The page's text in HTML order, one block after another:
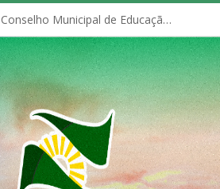
Políticas Municipais aprovadas pelo Conselho Municipal de Educação (CME)